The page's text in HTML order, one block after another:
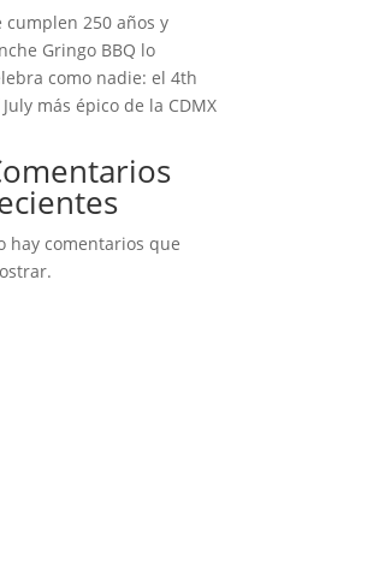
cumplen 250 años y
Gringo BBQ lo
como nadie: el 4th
más épico de la CDMX
hay comentarios que